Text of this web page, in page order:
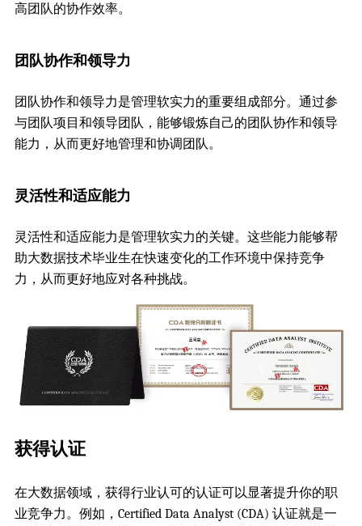
高团队的协作效率。
团队协作和领导力
团队协作和领导力是管理软实力的重要组成部分。通过参
与团队项目和领导团队，能够锻炼自己的团队协作和领导
能力，从而更好地管理和协调团队。
灵活性和适应能力
灵活性和适应能力是管理软实力的关键。这些能力能够帮
助大数据技术毕业生在快速变化的工作环境中保持竞争
力，从而更好地应对各种挑战。
获得认证
在大数据领域，获得行业认可的认证可以显著提升你的职
业竞争力。例如，Certified Data Analyst (CDA) 认证就是一